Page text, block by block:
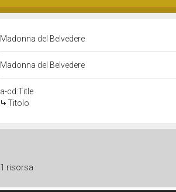
Madonna del Belvedere
Madonna del Belvedere
a-cd:Title
Titolo
1 risorsa